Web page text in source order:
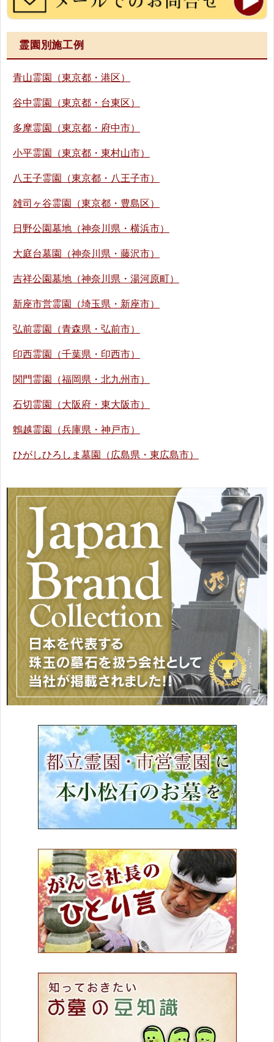
霊園別施工例
青山霊園（東京都・港区）
谷中霊園（東京都・台東区）
多摩霊園（東京都・府中市）
小平霊園（東京都・東村山市）
八王子霊園（東京都・八王子市）
雑司ヶ谷霊園（東京都・豊島区）
日野公園墓地（神奈川県・横浜市）
大庭台墓園（神奈川県・藤沢市）
吉祥公園墓地（神奈川県・湯河原町）
新座市営霊園（埼玉県・新座市）
弘前霊園（青森県・弘前市）
印西霊園（千葉県・印西市）
関門霊園（福岡県・北九州市）
石切霊園（大阪府・東大阪市）
鵯越霊園（兵庫県・神戸市）
ひがしひろしま墓園（広島県・東広島市）